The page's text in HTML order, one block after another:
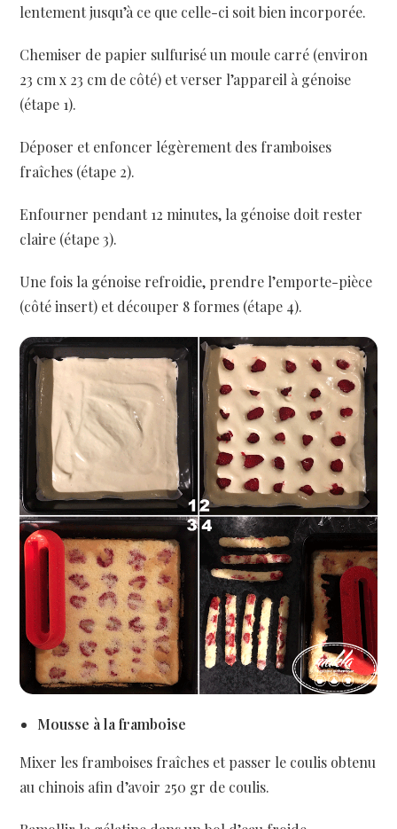
lentement jusqu’à ce que celle-ci soit bien incorporée.
Chemiser de papier sulfurisé un moule carré (environ
23 cm x 23 cm de côté) et verser l’appareil à génoise
(étape 1).
Déposer et enfoncer légèrement des framboises
fraîches (étape 2).
Enfourner pendant 12 minutes, la génoise doit rester
claire (étape 3).
Une fois la génoise refroidie, prendre l’emporte-pièce
(côté insert) et découper 8 formes (étape 4).
Mousse à la framboise
Mixer les framboises fraîches et passer le coulis obtenu
au chinois afin d’avoir 250 gr de coulis.